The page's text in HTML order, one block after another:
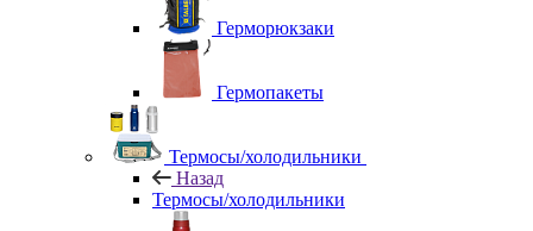
Герморюкзаки
Гермопакеты
Термосы/холодильники
Назад
Термосы/холодильники